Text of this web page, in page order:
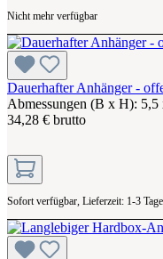
Nicht mehr verfügbar
Dauerhafter Anhänger -
Abmessungen (B x H): 5,5
34,28 € brutto
Sofort verfügbar, Lieferzeit: 1-3 Tage